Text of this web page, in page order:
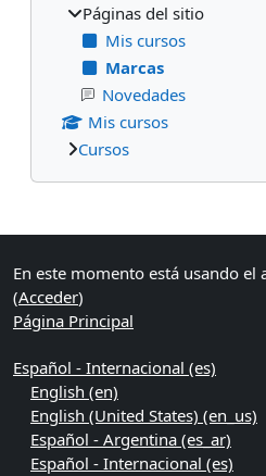
Páginas del sitio
Mis cursos
Marcas
Novedades
Mis cursos
Cursos
Bloques
En este momento está usando el
(Acceder)
Página Principal
Español - Internacional ‎(es)‎
English ‎(en)‎
English (United States) ‎(en_us)‎
Español - Argentina ‎(es_ar)‎
Español - Internacional ‎(es)‎